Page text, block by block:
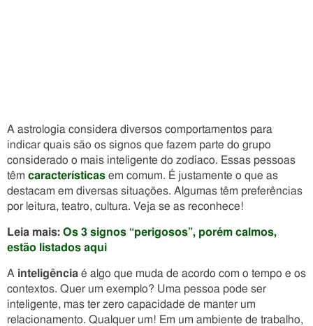
A astrologia considera diversos comportamentos para
indicar quais são os signos que fazem parte do grupo
considerado o mais inteligente do zodíaco. Essas pessoas
têm características em comum. É justamente o que as
destacam em diversas situações. Algumas têm preferências
por leitura, teatro, cultura. Veja se as reconhece!
Leia mais: Os 3 signos “perigosos”, porém calmos,
estão listados aqui
A inteligência é algo que muda de acordo com o tempo e os
contextos. Quer um exemplo? Uma pessoa pode ser
inteligente, mas ter zero capacidade de manter um
relacionamento. Qualquer um! Em um ambiente de trabalho,